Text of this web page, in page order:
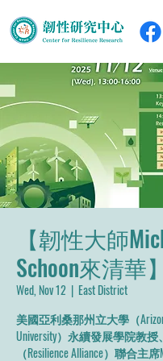
【韌性大師
Schoon來清華】
Wed, Nov 12
  |
East District
美國亞利桑那州立大學（
University）永續發展學院教
（Resilience Alliance）聯合主席